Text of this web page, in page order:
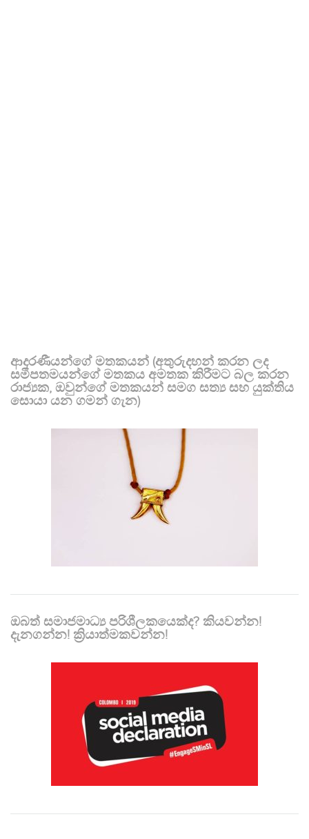
ආදරණීයන්ගේ මතකයන් (අතුරුදහන් කරන ලද
සමීපතමයන්ගේ මතකය අමතක කිරීමට බල කරන
රාජ්‍යක, ඔවුන්ගේ මතකයන් සමග සත්‍ය සහ යුක්තිය
සොයා යන ගමන් ගැන)
ඔබත් සමාජමාධ්‍ය පරිශීලකයෙක්ද? කියවන්න!
දැනගන්න! ක්‍රියාත්මකවන්න!